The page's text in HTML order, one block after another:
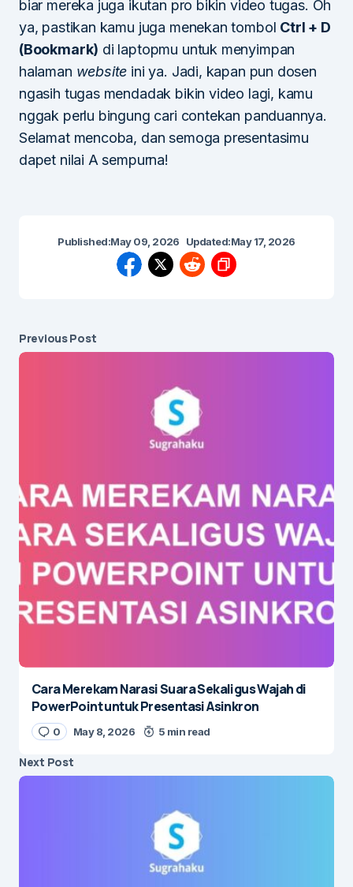
biar mereka juga ikutan pro bikin video tugas. Oh
ya, pastikan kamu juga menekan tombol Ctrl + D
(Bookmark) di laptopmu untuk menyimpan
halaman website ini ya. Jadi, kapan pun dosen
ngasih tugas mendadak bikin video lagi, kamu
nggak perlu bingung cari contekan panduannya.
Selamat mencoba, dan semoga presentasimu
dapet nilai A sempurna!
Published:May 09, 2026 Updated:May 17, 2026
Previous Post
Cara Merekam Narasi Suara Sekaligus Wajah di
PowerPoint untuk Presentasi Asinkron
0 May 8, 2026 5 min read
Next Post